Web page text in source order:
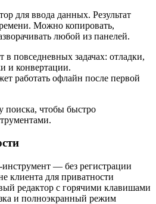
для ввода данных. Результат
Можно копировать,
любой из панелей.
в повседневных задачах: отладки,
и конвертации.
работать офлайн после первой
поиска, чтобы быстро
— без регистрации
клиента для приватности
редактор с горячими клавишами
и полноэкранный режим